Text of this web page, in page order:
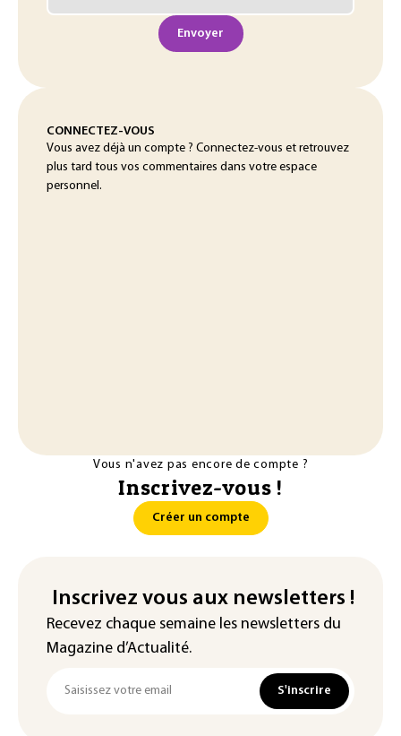
Envoyer
CONNECTEZ-VOUS
Vous avez déjà un compte ? Connectez-vous et retrouvez
plus tard tous vos commentaires dans votre espace
personnel.
Vous n'avez pas encore de compte ?
Inscrivez-vous !
Créer un compte
Inscrivez vous aux newsletters !
Recevez chaque semaine les newsletters du
Magazine d’Actualité.
S'inscrire